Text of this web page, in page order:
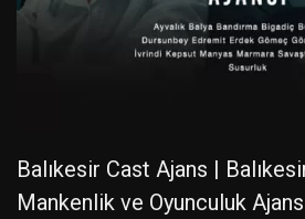
Balıkesir Cast Ajans |
Mankenlik ve Oyunculuk